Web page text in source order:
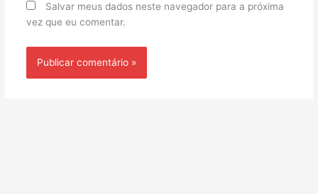
Salvar meus dados neste navegador para a próxima
vez que eu comentar.